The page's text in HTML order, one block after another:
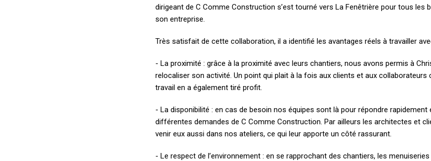
dirigeant de C Comme Construction s’est tourné vers La Fenêtrière pour tous les
son entreprise.
Très satisfait de cette collaboration, il a identifié les avantages réels à travailler
- La proximité : grâce à la proximité avec leurs chantiers, nous avons permis à
relocaliser son activité. Un point qui plait à la fois aux clients et aux collaborateurs
travail en a également tiré profit.
- La disponibilité : en cas de besoin nos équipes sont là pour répondre
différentes demandes de C Comme Construction. Par ailleurs les architectes et
venir eux aussi dans nos ateliers, ce qui leur apporte un côté rassurant.
- Le respect de l’environnement : en se rapprochant des chantiers, les